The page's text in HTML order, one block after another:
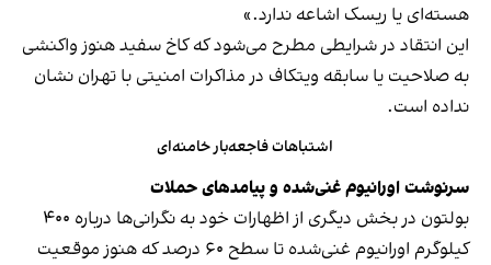
هسته‌ای یا ریسک اشاعه ندارد.»
این انتقاد در شرایطی مطرح می‌شود که کاخ سفید هنوز واکنشی
به صلاحیت یا سابقه ویتکاف در مذاکرات امنیتی با تهران نشان
نداده است.
اشتباهات فاجعه‌بار خامنه‌ای
سرنوشت اورانیوم غنی‌شده و پیامدهای حملات
بولتون در بخش دیگری از اظهارات خود به نگرانی‌ها درباره ۴۰۰
کیلوگرم اورانیوم غنی‌شده تا سطح ۶۰ درصد که هنوز موقعیت